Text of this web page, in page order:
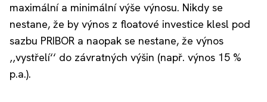
maximální a minimální výše výnosu. Nikdy se
nestane, že by výnos z floatové investice klesl pod
sazbu PRIBOR a naopak se nestane, že výnos
‚‚vystřelí‘‘ do závratných výšin (např. výnos 15 %
p.a.).